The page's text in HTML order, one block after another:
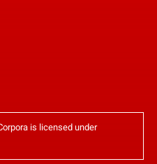
is licensed under